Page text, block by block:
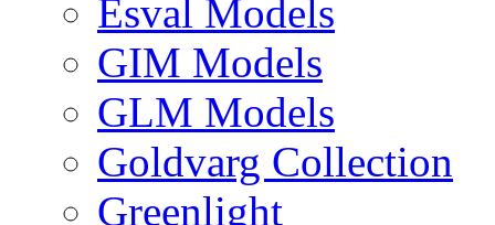
Esval Models
GIM Models
GLM Models
Goldvarg Collection
Greenlight